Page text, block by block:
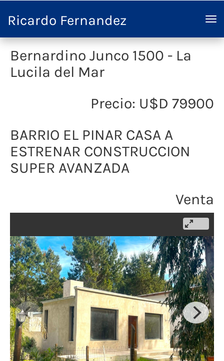
Ricardo Fernandez
Bernardino Junco 1500 - La
Lucila del Mar
Precio: U$D 79900
BARRIO EL PINAR CASA A
ESTRENAR CONSTRUCCION
SUPER AVANZADA
Venta